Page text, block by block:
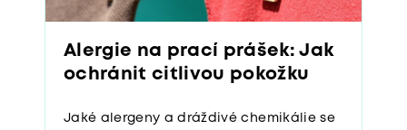
Alergie na prací prášek: Jak
ochránit citlivou pokožku
Jaké alergeny a dráždivé chemikálie se